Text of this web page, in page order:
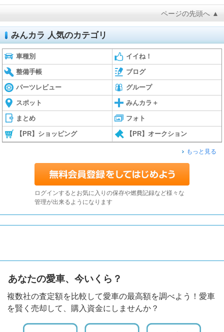
ページの先頭へ ▲
みんカラ 人気のカテゴリ
車種別 イイね！
整備手帳 ブログ
パーツレビュー グループ
スポット みんカラ＋
まとめ フォト
【PR】ショッピング 【PR】オークション
もっと見る
ログインするとお気に入りの保存や燃費記録など様々な
管理が出来るようになります
あなたの愛車、今いくら？
複数社の査定額を比較して愛車の最高額を調べよう！愛車
を賢く売却して、購入資金にしませんか？